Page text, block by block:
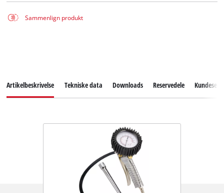
Sammenlign produkt
Artikelbeskrivelse Tekniske data Downloads Reservedele